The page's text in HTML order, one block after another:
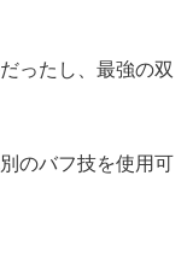
ったし、最強の双
のバフ技を使用可